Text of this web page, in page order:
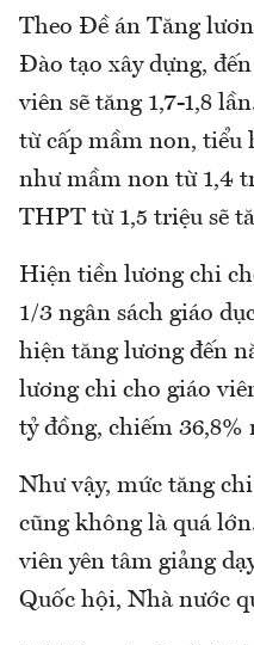
Theo Đề án Tăng
Đào tạo xây dựng,
viên sẽ tăng 1,7-1,8
từ cấp mầm non, tiểu
như mầm non từ 1,4
THPT từ 1,5 triệu sẽ
Hiện tiền lương chi
1/3 ngân sách giáo
hiện tăng lương đến
lương chi cho giáo
tỷ đồng, chiếm 36,8%
Như vậy, mức tăng
cũng không là quá
viên yên tâm giảng
Quốc hội, Nhà nước